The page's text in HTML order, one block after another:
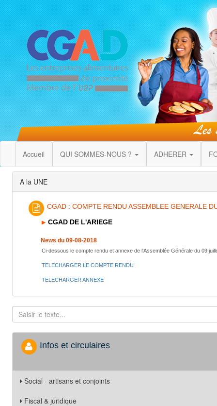
Accueil QUI SOMMES-NOUS ? ADHERER
A la UNE
CGAD : COMPTE RENDU ASSEMBLEE GENERALE
CGAD DE L'ARIEGE
News du 09-08-2018
Ci-dessous le compte rendu et annexe de l'Assemblée Générale du 09
TELECHARGER LE COMPTE RENDU
TELECHARGER ANNEXE
Infos et circulaires
Social - artisans et conjoints
Fiscal & juridique